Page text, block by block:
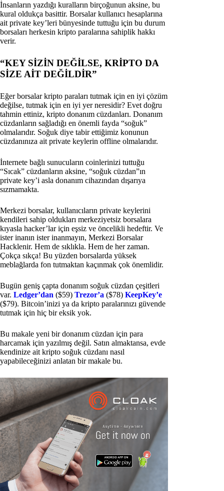
İnsanların yazdığı kuralların birçoğunun aksine, bu
kural oldukça basittir. Borsalar kullanıcı hesaplarına
ait private key’leri bünyesinde tuttuğu için bu durum
borsaları herkesin kripto paralarına sahiplik hakkı
verir.
“KEY SİZİN DEĞİLSE, KRİPTO DA
SİZE AİT DEĞİLDİR”
Eğer borsalar kripto paraları tutmak için en iyi çözüm
değilse, tutmak için en iyi yer neresidir? Evet doğru
tahmin ettiniz, kripto donanım cüzdanları. Donanım
cüzdanların sağladığı en önemli fayda “soğuk”
olmalarıdır. Soğuk diye tabir ettiğimiz konunun
cüzdanınıza ait private keylerin offline olmalarıdır.
İnternete bağlı sunucuların coinlerinizi tuttuğu
“Sıcak” cüzdanların aksine, “soğuk cüzdan”ın
private key’i asla donanım cihazından dışarıya
sızmamakta.
Merkezi borsalar, kullanıcıların private keylerini
kendileri sahip oldukları merkeziyetsiz borsalara
kıyasla hacker’lar için eşsiz ve öncelikli hedeftir. Ve
ister inanın ister inanmayın, Merkezi Borsalar
Hacklenir. Hem de sıklıkla. Hem de her zaman.
Çokça sıkça! Bu yüzden borsalarda yüksek
meblağlarda fon tutmaktan kaçınmak çok önemlidir.
Bugün geniş çapta donanım soğuk cüzdan çeşitleri
var. Ledger’dan ($59) Trezor’a ($78) KeepKey’e
($79). Bitcoin’inizi ya da kripto paralarınızı güvende
tutmak için hiç bir eksik yok.
Bu makale yeni bir donanım cüzdan için para
harcamak için yazılmış değil. Satın almaktansa, evde
kendinize ait kripto soğuk cüzdanı nasıl
yapabileceğinizi anlatan bir makale bu.